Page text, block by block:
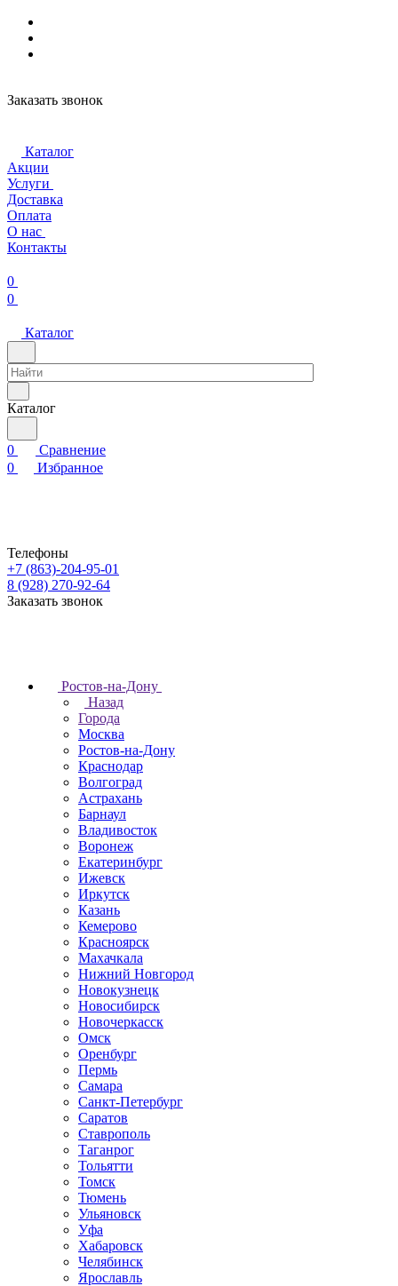
Заказать звонок
Каталог
Акции
Услуги
Доставка
Оплата
О нас
Контакты
0
0
Каталог
Каталог
0
Сравнение
0
Избранное
Телефоны
+7 (863)-204-95-01
8 (928) 270-92-64
Заказать звонок
Ростов-на-Дону
Назад
Города
Москва
Ростов-на-Дону
Краснодар
Волгоград
Астрахань
Барнаул
Владивосток
Воронеж
Екатеринбург
Ижевск
Иркутск
Казань
Кемерово
Красноярск
Махачкала
Нижний Новгород
Новокузнецк
Новосибирск
Новочеркаcск
Омск
Оренбург
Пермь
Самара
Санкт-Петербург
Саратов
Ставрополь
Таганрог
Тольятти
Томск
Тюмень
Ульяновск
Уфа
Хабаровск
Челябинск
Ярославль